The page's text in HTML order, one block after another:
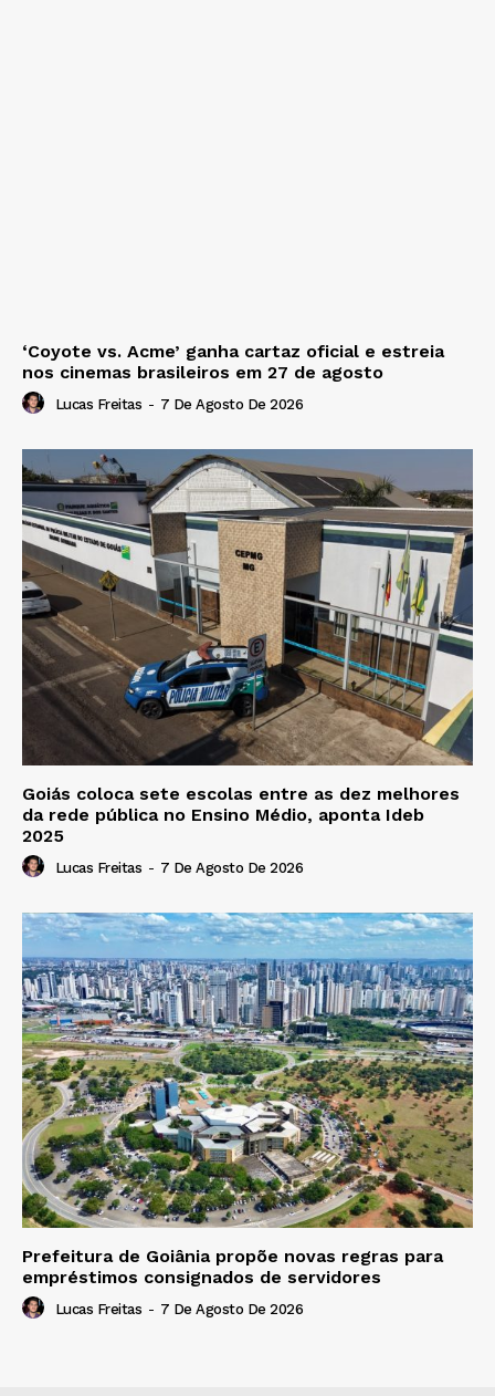
‘Coyote vs. Acme’ ganha cartaz oficial e estreia
nos cinemas brasileiros em 27 de agosto
Lucas Freitas - 7 De Agosto De 2026
Goiás coloca sete escolas entre as dez melhores
da rede pública no Ensino Médio, aponta Ideb
2025
Lucas Freitas - 7 De Agosto De 2026
Prefeitura de Goiânia propõe novas regras para
empréstimos consignados de servidores
Lucas Freitas - 7 De Agosto De 2026